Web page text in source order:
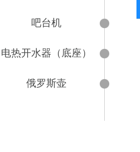
吧台机
电热开水器（底座）
俄罗斯壶